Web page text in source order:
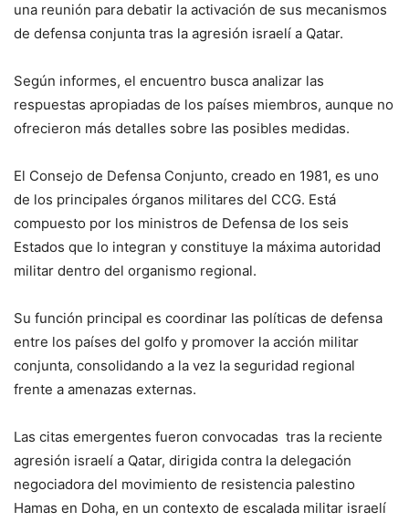
una reunión para debatir la activación de sus mecanismos
de defensa conjunta tras la agresión israelí a Qatar.
Según informes, el encuentro busca analizar las
respuestas apropiadas de los países miembros, aunque no
ofrecieron más detalles sobre las posibles medidas.
El Consejo de Defensa Conjunto, creado en 1981, es uno
de los principales órganos militares del CCG. Está
compuesto por los ministros de Defensa de los seis
Estados que lo integran y constituye la máxima autoridad
militar dentro del organismo regional.
Su función principal es coordinar las políticas de defensa
entre los países del golfo y promover la acción militar
conjunta, consolidando a la vez la seguridad regional
frente a amenazas externas.
Las citas emergentes fueron convocadas tras la reciente
agresión israelí a Qatar, dirigida contra la delegación
negociadora del movimiento de resistencia palestino
Hamas en Doha, en un contexto de escalada militar israelí